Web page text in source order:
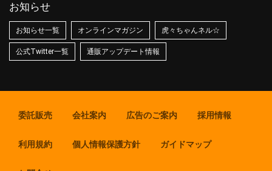
お知らせ
お知らせ一覧 オンラインマガジン 虎々ちゃんネル☆
公式Twitter一覧 通販アップデート情報
委託販売 会社案内 広告のご案内 採用情報
利用規約 個人情報保護方針 ガイドマップ